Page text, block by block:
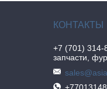
+7 (701) 314-
запчасти,